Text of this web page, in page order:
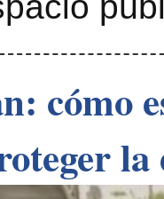
cómo